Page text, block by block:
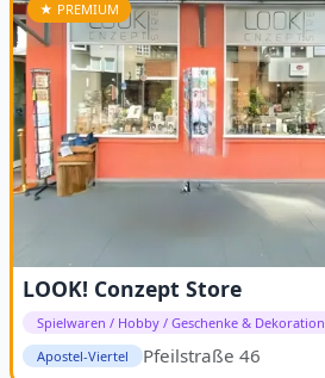
★ PREMIUM
LOOK! Conzept Store
Spielwaren / Hobby / Geschenke & Dekoration
Apostel-Viertel
Pfeilstraße 46